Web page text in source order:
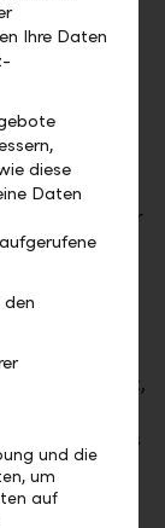
auf dem
wie
Artikel 6 der
Environment,
zwischen
Fonds
soziale
von
einen
Ihre Daten
diese
Daten
den
und die
um
auf